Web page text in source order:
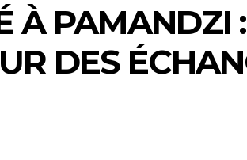
À PAMANDZI
DES